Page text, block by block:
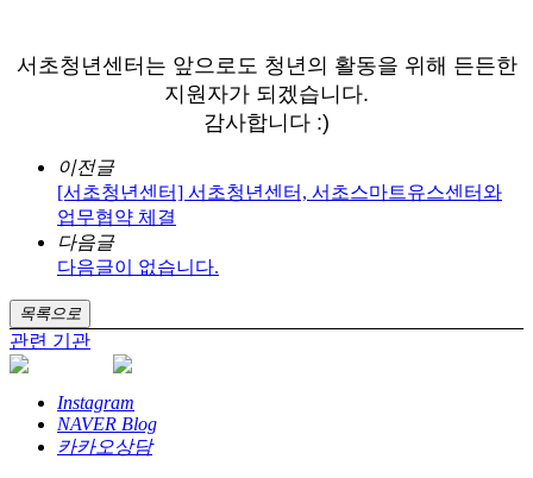
서초청년센터는 앞으로도 청년의 활동을 위해 든든한
지원자가 되겠습니다.
감사합니다 :)
이전글
[서초청년센터] 서초청년센터, 서초스마트유스센터와
업무협약 체결
다음글
다음글이 없습니다.
목록으로
관련 기관
Instagram
NAVER Blog
카카오상담